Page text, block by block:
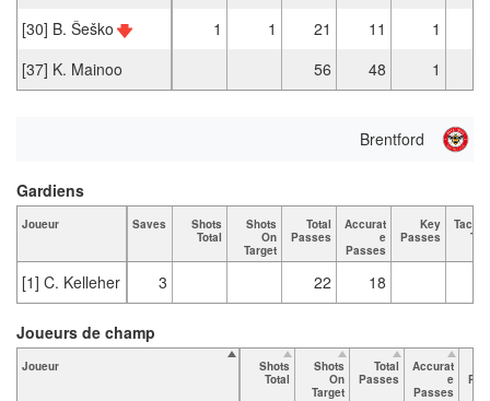
[30] B. Šeško
1 1 21 11
1
[37] K. Mainoo
56 48 1
Brentford
Joueur Saves
Shots
Total
Shots
On
Target
Total
Passes
Accurat
e
Passes
Key
Passes
[1] C. Kelleher 3 22 18
Gardiens
Joueur
Shots
Total
Shots
On
Target
Total
Passes
Accurat
e
Passes
Joueurs de champ